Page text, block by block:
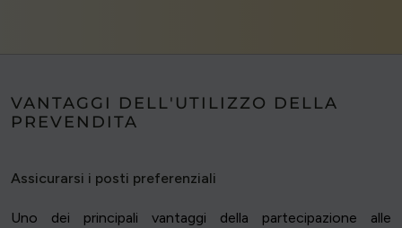
VANTAGGI DELL'UTILIZZO DELLA
PREVENDITA
Assicurarsi i posti preferenziali
Uno dei principali vantaggi della partecipazione alle